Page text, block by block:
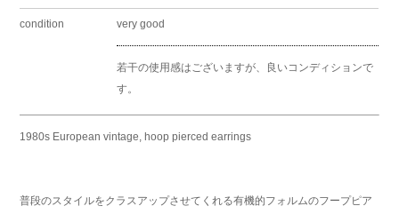
condition very good
若干の使用感はございますが、良いコンディションで
す。
1980s European vintage, hoop pierced earrings
普段のスタイルをクラスアップさせてくれる有機的フォルムのフープピア